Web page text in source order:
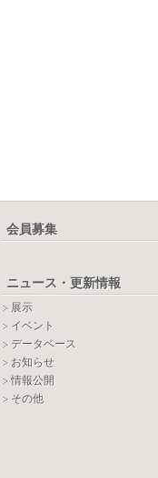
会員募集
ニュース・更新情報
展示
イベント
データベース
お知らせ
情報公開
その他